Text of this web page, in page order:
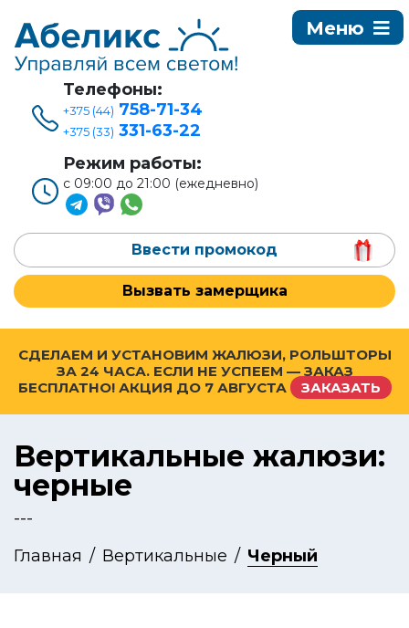
Телефоны:
+375 (44) 758-71-34
+375 (33) 331-63-22
Режим работы:
с 09:00 до 21:00 (ежедневно)
Ввести промокод
Вызвать замерщика
СДЕЛАЕМ И УСТАНОВИМ ЖАЛЮЗИ, РОЛЬШТОРЫ
ЗА 24 ЧАСА. ЕСЛИ НЕ УСПЕЕМ — ЗАКАЗ
БЕСПЛАТНО! АКЦИЯ ДО 7 АВГУСТА ЗАКАЗАТЬ
Вертикальные жалюзи:
черные
---
Главная
Вертикальные Черный